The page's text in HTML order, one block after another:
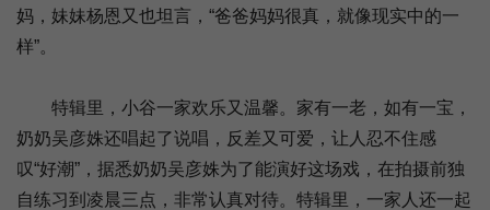
妈，妹妹杨恩又也坦言，“爸爸妈妈很真，就像现实中的一
样”。
特辑里，小谷一家欢乐又温馨。家有一老，如有一宝，
奶奶吴彦姝还唱起了说唱，反差又可爱，让人忍不住感
叹“好潮”，据悉奶奶吴彦姝为了能演好这场戏，在拍摄前独
自练习到凌晨三点，非常认真对待。特辑里，一家人还一起